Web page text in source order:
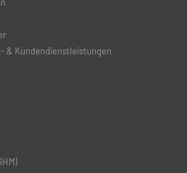
& Kundendienstleistungen
)